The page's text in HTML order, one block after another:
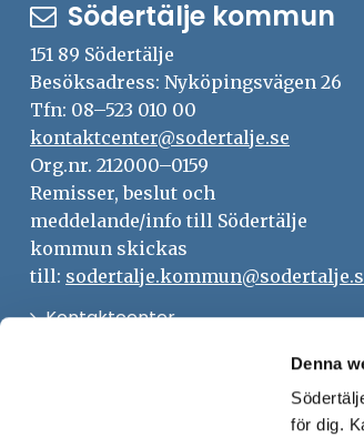
Denna
för dig.
Södertälje kommun
151 89 Södertälje
Besöksadress: Nyköpingsvägen 26
Tfn: 08–523 010 00
kontaktcenter@sodertalje.se
Org.nr. 212000–0159
Remisser, beslut och
meddelande/info till Södertälje
kommun skickas
till:
KontaktcenterÖppna